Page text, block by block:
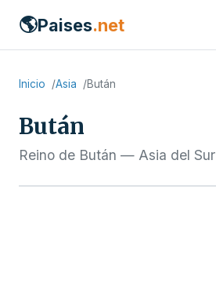
🌎Paises.net
Inicio Asia Bután
Bután
Reino de Bután — Asia del Sur